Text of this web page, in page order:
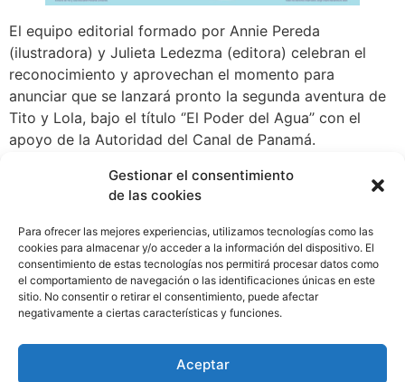
Gestionar el consentimiento
de las cookies
Para ofrecer las mejores experiencias, utilizamos tecnologías como las
cookies para almacenar y/o acceder a la información del dispositivo. El
consentimiento de estas tecnologías nos permitirá procesar datos como
el comportamiento de navegación o las identificaciones únicas en este
sitio. No consentir o retirar el consentimiento, puede afectar
negativamente a ciertas características y funciones.
Aceptar
El equipo editorial formado por Annie Pereda
(ilustradora) y Julieta Ledezma (editora) celebran el
reconocimiento y aprovechan el momento para
anunciar que se lanzará pronto la segunda aventura de
Tito y Lola, bajo el título ‘’El Poder del Agua’’ con el
apoyo de la Autoridad del Canal de Panamá.
Cabe resaltar que los Premios Gourmand se fundaron
en 1995 para dar una visión general de los mejores
edición, participan 1558 selecciones de 227 países y
regiones que buscan llevar a los lectores a lugares que
jamás han visitado, motivados por su gastronomía.
WhatsApp
Compartir
gastronomía